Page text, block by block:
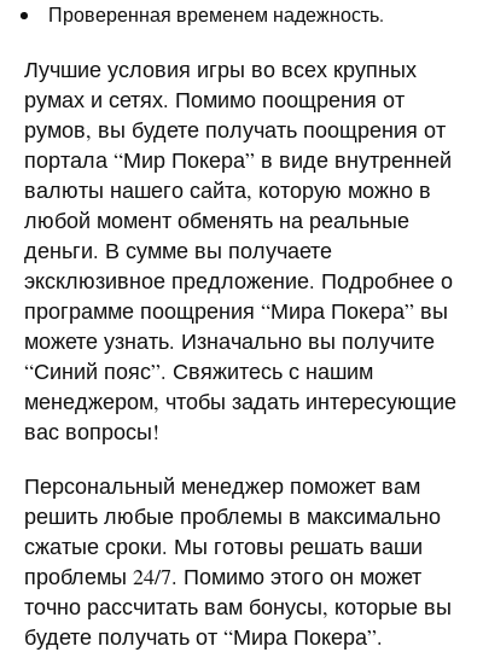
Проверенная временем надежность.
Лучшие условия игры во всех крупных
румах и сетях. Помимо поощрения от
румов, вы будете получать поощрения от
портала “Мир Покера” в виде внутренней
валюты нашего сайта, которую можно в
любой момент обменять на реальные
деньги. В сумме вы получаете
эксклюзивное предложение. Подробнее о
программе поощрения “Мира Покера” вы
можете узнать. Изначально вы получите
“Синий пояс”. Свяжитесь с нашим
менеджером, чтобы задать интересующие
вас вопросы!
Персональный менеджер поможет вам
решить любые проблемы в максимально
сжатые сроки. Мы готовы решать ваши
проблемы 24/7. Помимо этого он может
точно рассчитать вам бонусы, которые вы
будете получать от “Мира Покера”.